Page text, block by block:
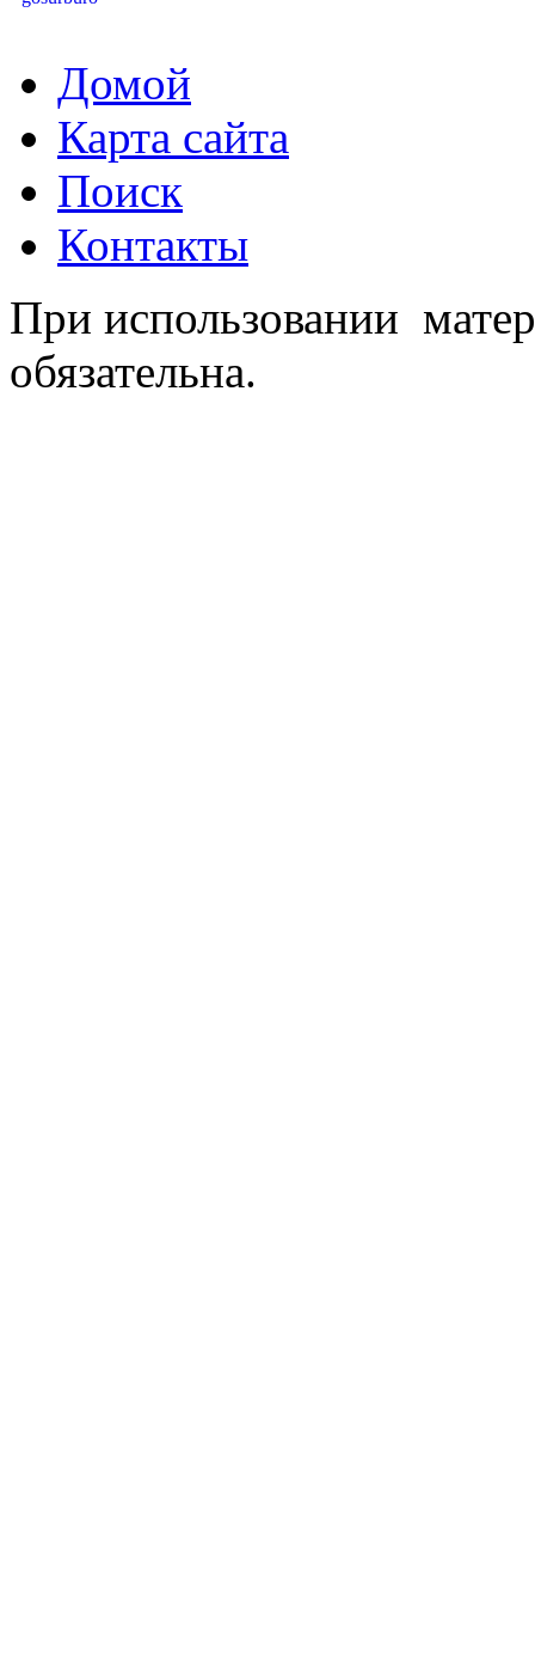
Домой
Карта сайта
Поиск
Контакты
При использовании
обязательна.